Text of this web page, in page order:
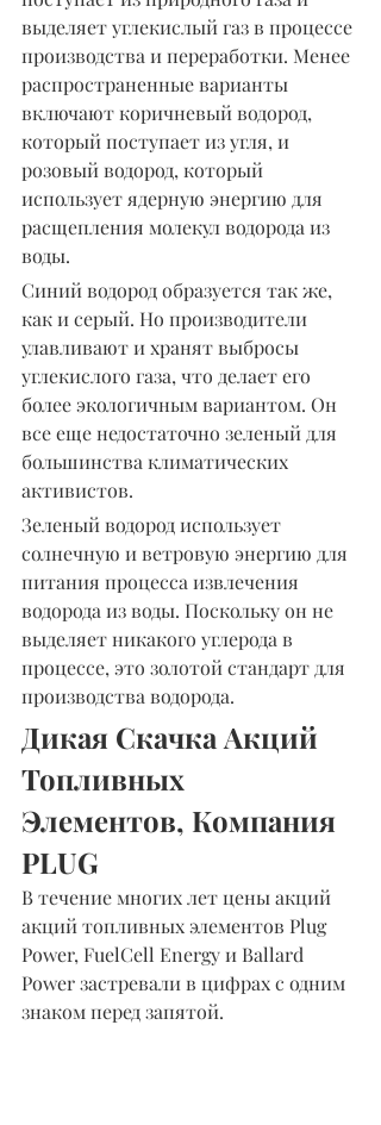
выделяет углекислый газ в процессе
производства и переработки. Менее
распространенные варианты
включают коричневый водород,
который поступает из угля, и
розовый водород, который
использует ядерную энергию для
расщепления молекул водорода из
воды.
Синий водород образуется так же,
как и серый. Но производители
улавливают и хранят выбросы
углекислого газа, что делает его
более экологичным вариантом. Он
все еще недостаточно зеленый для
большинства климатических
активистов.
Зеленый водород использует
солнечную и ветровую энергию для
питания процесса извлечения
водорода из воды. Поскольку он не
выделяет никакого углерода в
процессе, это золотой стандарт для
производства водорода.
Дикая Скачка Акций
Топливных
Элементов, Компания
PLUG
В течение многих лет цены акций
акций топливных элементов Plug
Power, FuelCell Energy и Ballard
Power застревали в цифрах с одним
знаком перед запятой.